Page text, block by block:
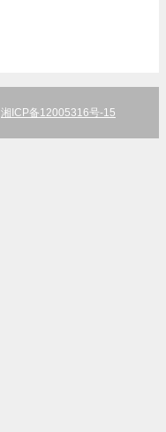
湘ICP备12005316号-15